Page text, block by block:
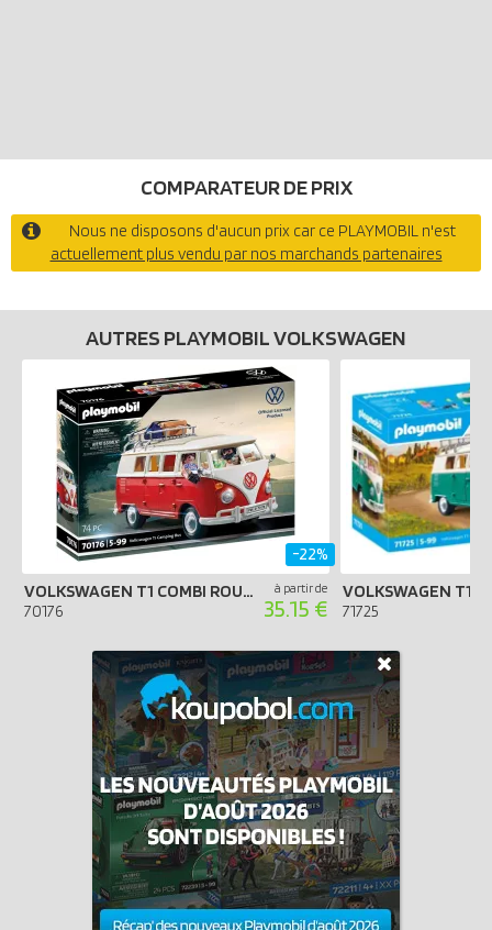
COMPARATEUR DE PRIX
Nous ne disposons d'aucun prix car ce PLAYMOBIL n'est
actuellement plus vendu par nos marchands partenaires
AUTRES PLAYMOBIL VOLKSWAGEN
VOLKSWAGEN T1 COMBI ROUGE
70176
à partir de
35.15 €
-22%
71725